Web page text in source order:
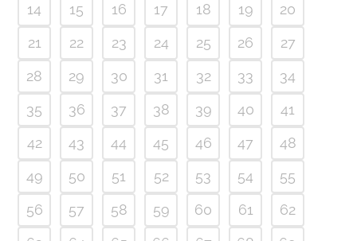
14
15 16 17 18 19
20
21
22 23 24 25 26
27
28
29 30 31 32 33
34
35
36 37 38 39 40
41
42
43 44 45 46 47
48
49
50 51 52 53 54
55
56
57 58 59 60 61
62